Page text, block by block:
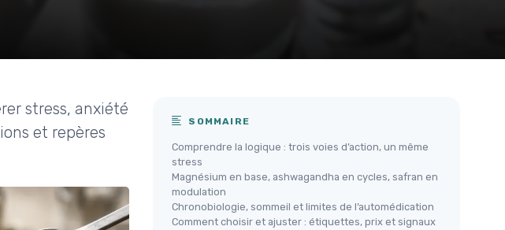
stress, anxiété
et repères
SOMMAIRE
Comprendre la logique : trois voies d’action, un même
stress
Magnésium en base, ashwagandha en cycles, safran en
modulation
Chronobiologie, sommeil et limites de l’automédication
Comment choisir et ajuster : étiquettes, prix et signaux